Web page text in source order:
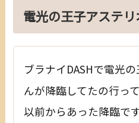
電光の王子アステ
ブラナイDASHで電光
んが降臨してたの行っ
以前からあった降臨で